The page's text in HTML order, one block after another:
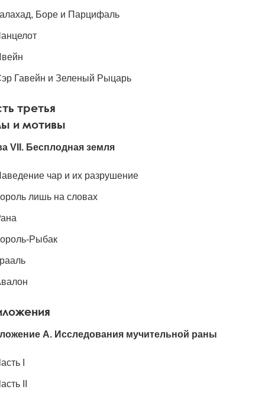
Боре и Парцифаль
Гавейн и Зеленый Рыцарь
третья
и мотивы
VII. Бесплодная земля
чар и их разрушение
лишь на словах
Рыбак
А. Исследования мучительной раны
I
II